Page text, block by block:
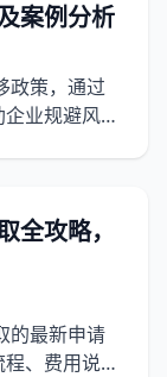
案例分析
政策，通过
业规避风
全攻略，
的最新申请
、费用说明